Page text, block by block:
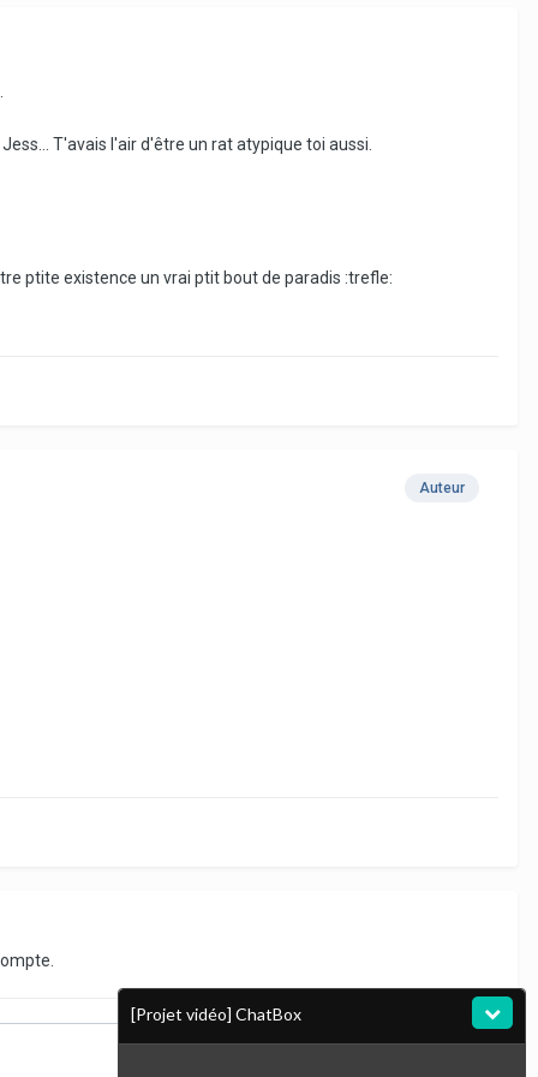
T'avais l'air d'être un rat atypique toi aussi.
ptite existence un vrai ptit bout de paradis :trefle:
Auteur
[Projet vidéo] ChatBox